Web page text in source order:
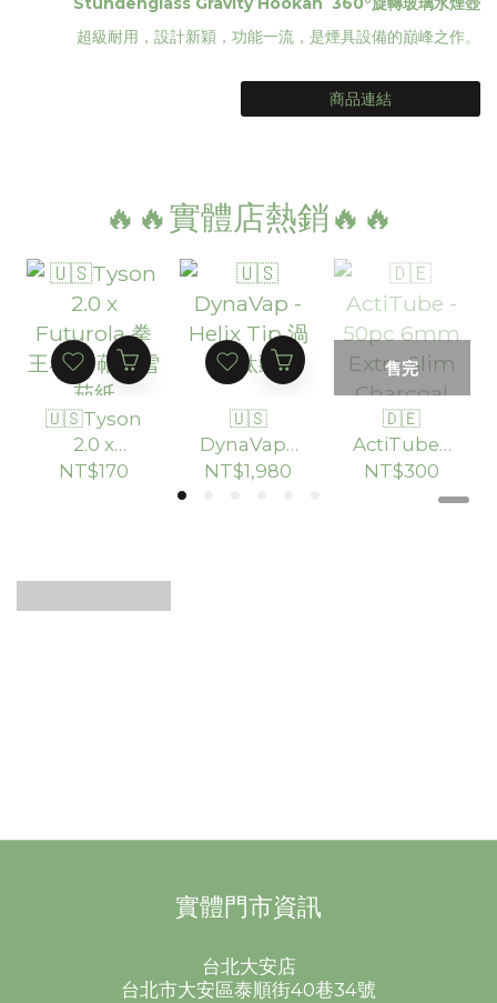
超級耐用，設計新穎，功能一流，是煙具設備的巔峰之作。
商品連結
🔥🔥實體店熱銷🔥🔥
🇺🇸Tyson
2.0 x
Futurola
NT$170
🇺🇸
DynaVap -
Helix Tip
NT$1,980
售完
🇩🇪
ActiTube -
50pc
NT$300
實體門市資訊
台北大安店
台北市大安區泰順街40巷34號